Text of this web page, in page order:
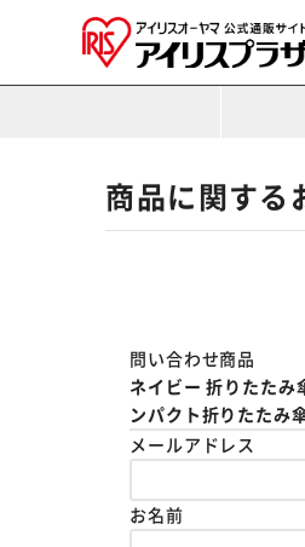
商品に関する
問い合わせ商品
ネイビー 折りたたみ
ンパクト折りたたみ
メールアドレス
お名前